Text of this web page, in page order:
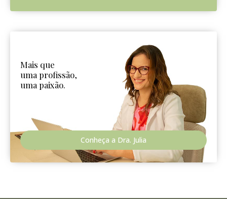
Mais que
uma profissão,
uma paixão.
Conheça a Dra. Julia